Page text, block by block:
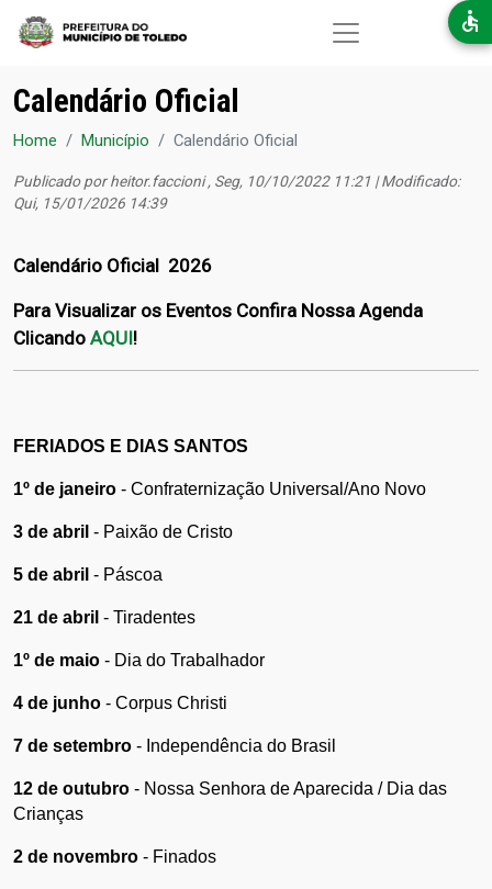
Pular para o conteúdo principal
Calendário Oficial
Home Município Calendário Oficial
Publicado porheitor.faccioni, Seg, 10/10/2022 11:21 | Modificado:
Qui, 15/01/2026 14:39
Calendário Oficial 2026
Para Visualizar os Eventos Confira Nossa Agenda
Clicando AQUI!
FERIADOS E DIAS SANTOS
1º de janeiro - Confraternização Universal/Ano Novo
3 de abril - Paixão de Cristo
5 de abril - Páscoa
21 de abril - Tiradentes
1º de maio - Dia do Trabalhador
4 de junho - Corpus Christi
7 de setembro - Independência do Brasil
12 de outubro - Nossa Senhora de Aparecida / Dia das
Crianças
2 de novembro - Finados